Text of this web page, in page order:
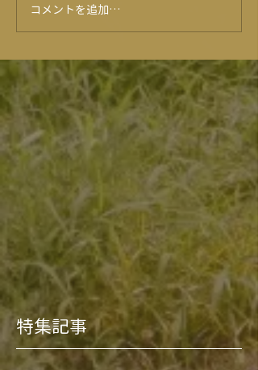
★6月のイベントカレンダ
ー★
コメントを追加…
特集記事